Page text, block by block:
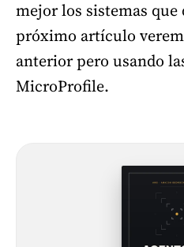
mejor los sistemas
próximo artículo
anterior pero usando
MicroProfile.